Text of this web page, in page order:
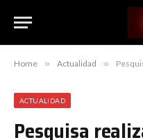
Home » Actualidad » Pesquisa realizada por la
ACTUALIDAD
Pesquisa